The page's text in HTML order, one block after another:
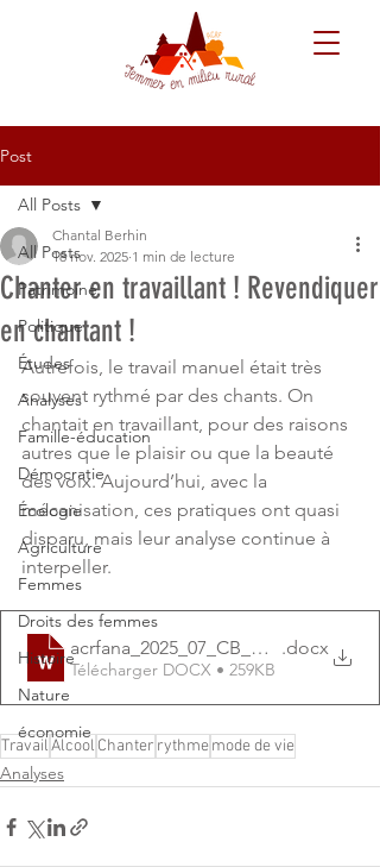
Post
All Posts
Patrimoine
Politique
Études
Analyses
Famille-éducation
Démocratie
Écologie
Agriculture
Femmes
Droits des femmes
Histoire
Nature
économie
All Posts
Chanter en travaillant ! Revendiquer
en chantant !
Chantal Berhin
18 nov. 2025 1 min de lecture
Autrefois, le travail manuel était très
souvent rythmé par des chants. On
chantait en travaillant, pour des raisons
autres que le plaisir ou que la beauté
des voix. Aujourd’hui, avec la
mécanisation, ces pratiques ont quasi
disparu, mais leur analyse continue à
interpeller.
acrfana_2025_07_CB_worksong
.docx
Télécharger DOCX • 259KB
TravailAlcool Chanter rythmemode de vie
Analyses